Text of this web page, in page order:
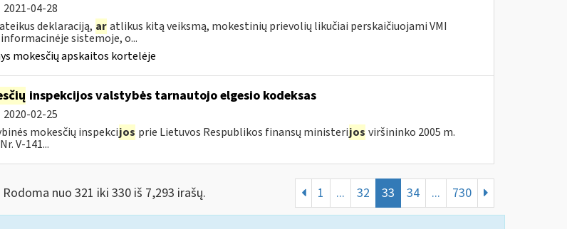
2021-04-28
deklaraciją, ar atlikus kitą veiksmą, mokestinių prievolių likučiai perskaičiuojami VMI
sistemoje, o...
mokesčių apskaitos kortelėje
inspekcijos valstybės tarnautojo elgesio kodeksas
2020-02-25
mokesčių inspekcijos prie Lietuvos Respublikos finansų ministerijos viršininko 2005 m.
V-141...
Rodoma nuo 321 iki 330 iš 7,293 irašų. 1 ... 32 33 34 ... 730